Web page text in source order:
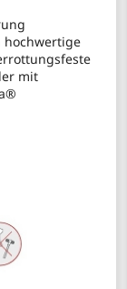
hochwertige
mit